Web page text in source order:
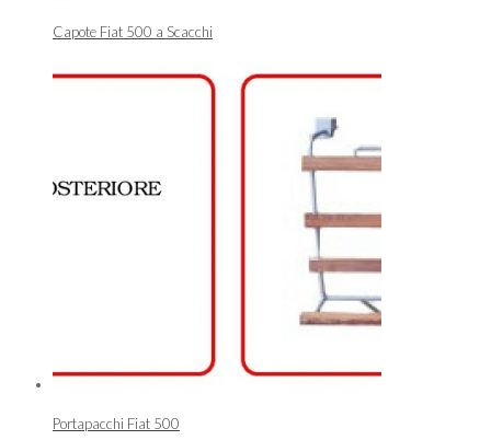
Capote Fiat 500 a Scacchi
Portapacchi Fiat 500